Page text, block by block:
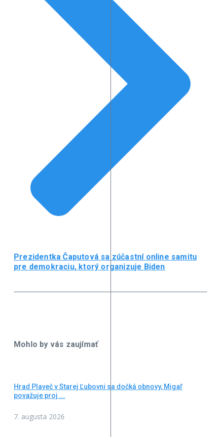
Prezidentka Čaputová sa zúčastní online samitu
pre demokraciu, ktorý organizuje Biden
Mohlo by vás zaujímať
Hrad Plaveč v Starej Ľubovni sa dočká obnovy, Migaľ
považuje proj ...
7. augusta 2026